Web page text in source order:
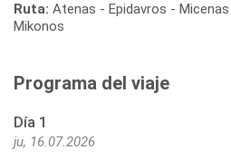
Ruta: Atenas - Epidavros -
Mikonos
Programa del viaje
Día 1
ju, 16.07.2026